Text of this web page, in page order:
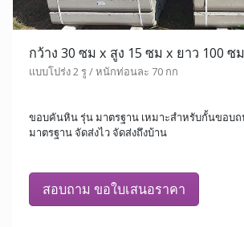
กว้าง 30 ซม x สูง 15 ซม x ยาว 100 ซม
แบบโปร่ง 2 รู / หนักท่อนละ 70 กก
ขอบคันหิน รุ่น มาตรฐาน เหมาะสำหรับกั้นขอบถ
มาตรฐาน จัดส่งไว จัดส่งถึงบ้าน
สอบถาม ขอใบเสนอราคา